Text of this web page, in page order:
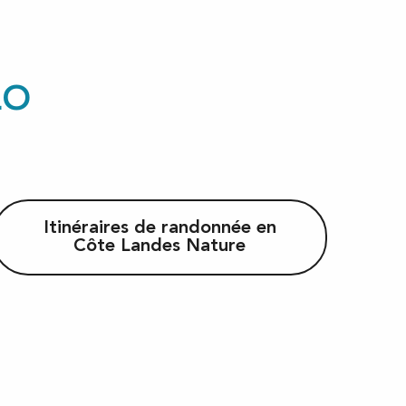
Itinéraires de randonnée en
Côte Landes Nature